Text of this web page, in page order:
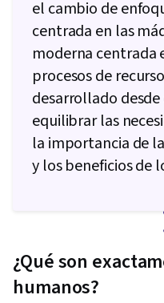
el cambio de
centrada en las
moderna centrada
procesos de
desarrollado
equilibrar las
la importancia de
y los beneficios de
¿Qué son
humanos?